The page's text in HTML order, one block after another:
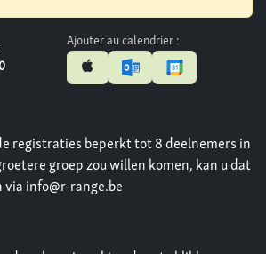
Ajouter au calendrier :
registraties beperkt tot 8 deelnemers in
groep zou willen komen, kan u dat
info@r-range.be